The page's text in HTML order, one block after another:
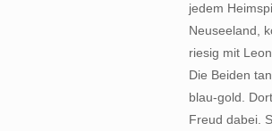
jedem
Neuseeland,
riesig mit
Die Beiden
blau-gold.
Freud dabei.